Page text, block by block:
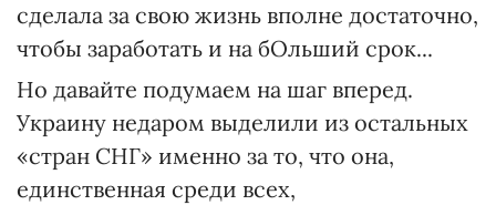
сделала за свою жизнь вполне достаточно,
чтобы заработать и на бОльший срок...
Но давайте подумаем на шаг вперед.
Украину недаром выделили из остальных
«стран СНГ» именно за то, что она,
единственная среди всех,